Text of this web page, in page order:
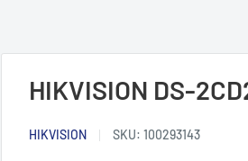
HIKVISION DS-
HIKVISION SKU: 100293143